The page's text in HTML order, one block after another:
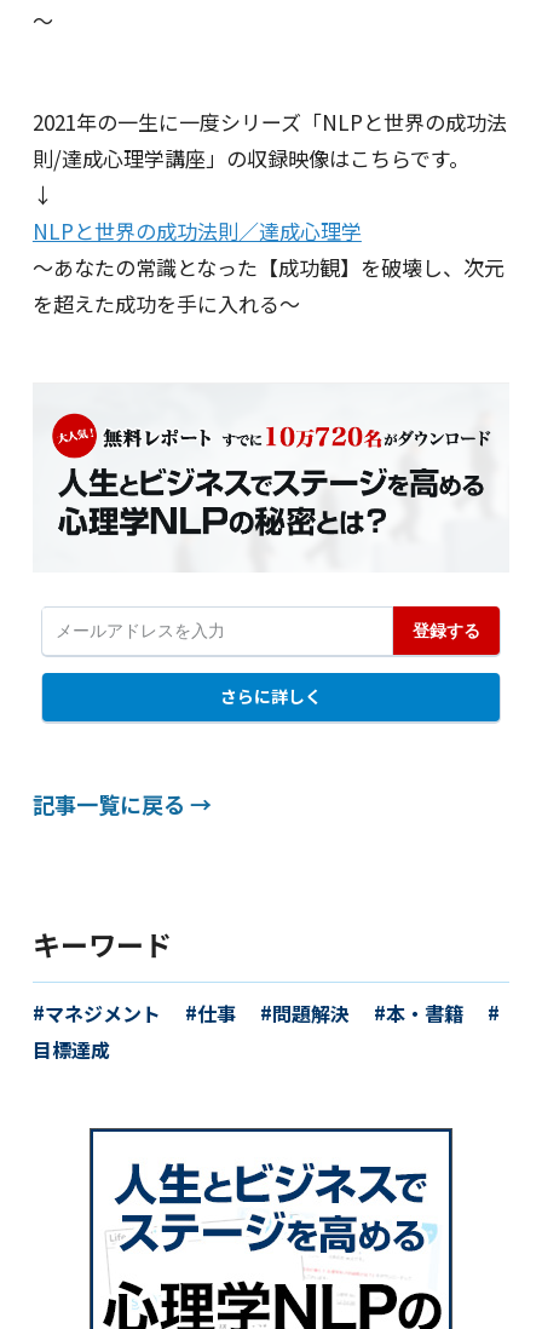
～
2021年の一生に一度シリーズ「NLPと世界の成功法
則/達成心理学講座」の収録映像はこちらです。
↓
NLPと世界の成功法則／達成心理学
～あなたの常識となった【成功観】を破壊し、次元
を超えた成功を手に入れる～
記事一覧に戻る →
キーワード
マネジメント 仕事 問題解決
本・書籍
目標達成